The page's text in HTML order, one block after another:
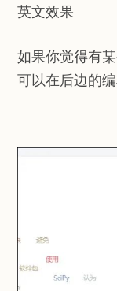
英文效果
如果你觉得有
可以在后边的